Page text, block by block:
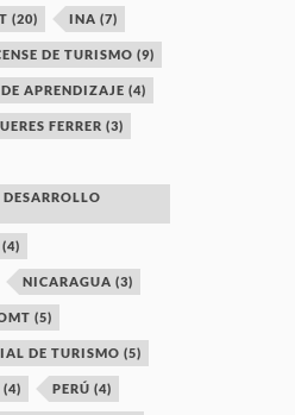
(20) INA (7)
DE TURISMO (9)
APRENDIZAJE (4)
FERRER (3)
(4)
NICARAGUA (3)
(5)
DE TURISMO (5)
(4) PERÚ (4)